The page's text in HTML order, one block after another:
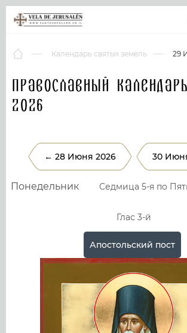
Виртуальные туры
Календарь святых земель 29
Православный
2026
← 28 Июня 2026 30
Понедельник Седмица 5-я по
Глас 3-й
Апостольский пост